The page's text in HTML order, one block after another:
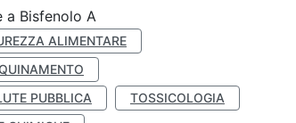
a Bisfenolo A
ALIMENTARE
PUBBLICA
TOSSICOLOGIA